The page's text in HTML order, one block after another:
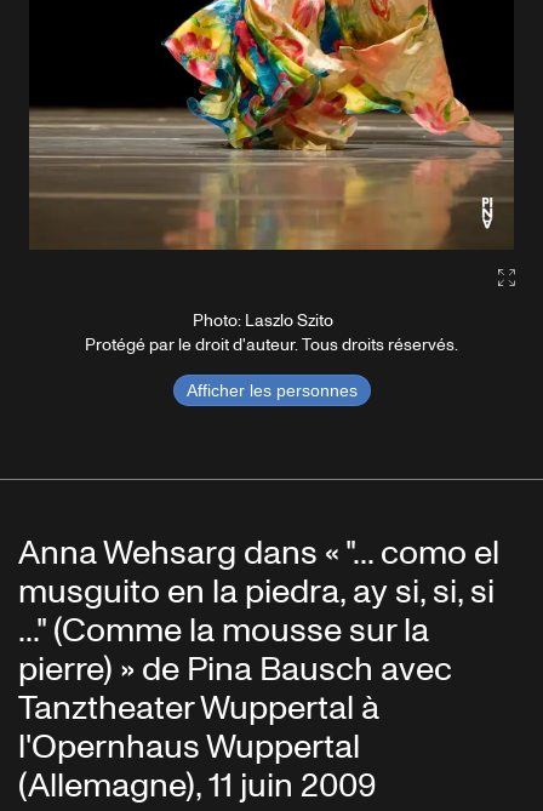
Photo: Laszlo Szito
Protégé par le droit d'auteur. Tous droits réservés.
Afficher les personnes
Anna Wehsarg dans « "... como el
musguito en la piedra, ay si, si, si
..." (Comme la mousse sur la
pierre) » de Pina Bausch avec
Tanztheater Wuppertal à
l'Opernhaus Wuppertal
(Allemagne), 11 juin 2009